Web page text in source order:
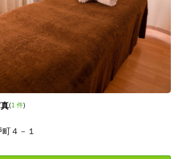
(1 件)
４－１
りを見た」